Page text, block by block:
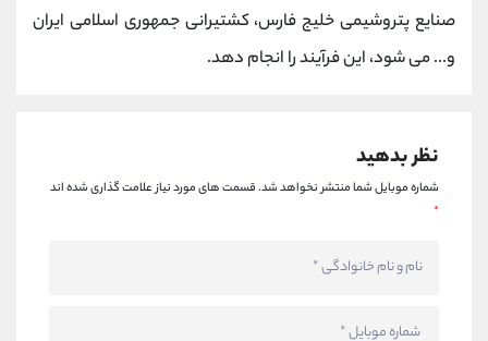
صنایع پتروشیمی خلیج فارس، کشتیرانی جمهوری اسلامی ایران
و... می شود، این فرآیند را انجام دهد.
نظر بدهید
شماره موبایل شما منتشر نخواهد شد.قسمت های مورد نیاز علامت گذاری شده اند
*